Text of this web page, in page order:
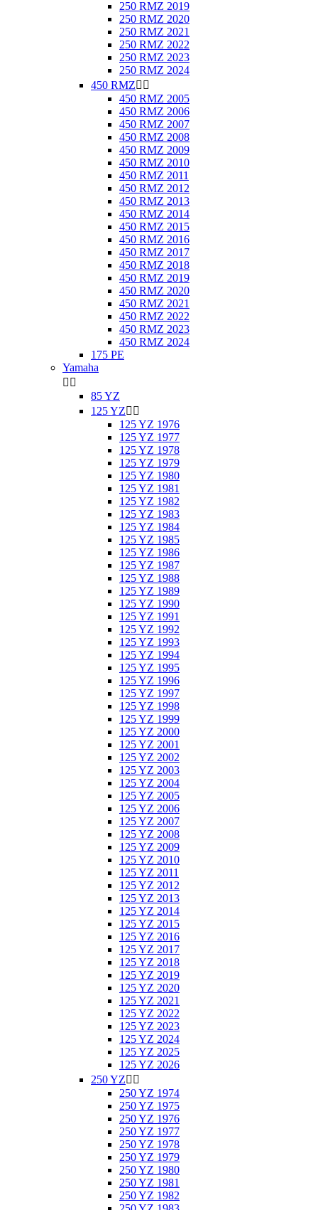
250 RMZ 2019
250 RMZ 2020
250 RMZ 2021
250 RMZ 2022
250 RMZ 2023
250 RMZ 2024
450 RMZ 
450 RMZ 2005
450 RMZ 2006
450 RMZ 2007
450 RMZ 2008
450 RMZ 2009
450 RMZ 2010
450 RMZ 2011
450 RMZ 2012
450 RMZ 2013
450 RMZ 2014
450 RMZ 2015
450 RMZ 2016
450 RMZ 2017
450 RMZ 2018
450 RMZ 2019
450 RMZ 2020
450 RMZ 2021
450 RMZ 2022
450 RMZ 2023
450 RMZ 2024
175 PE
Yamaha
 
85 YZ
125 YZ 
125 YZ 1976
125 YZ 1977
125 YZ 1978
125 YZ 1979
125 YZ 1980
125 YZ 1981
125 YZ 1982
125 YZ 1983
125 YZ 1984
125 YZ 1985
125 YZ 1986
125 YZ 1987
125 YZ 1988
125 YZ 1989
125 YZ 1990
125 YZ 1991
125 YZ 1992
125 YZ 1993
125 YZ 1994
125 YZ 1995
125 YZ 1996
125 YZ 1997
125 YZ 1998
125 YZ 1999
125 YZ 2000
125 YZ 2001
125 YZ 2002
125 YZ 2003
125 YZ 2004
125 YZ 2005
125 YZ 2006
125 YZ 2007
125 YZ 2008
125 YZ 2009
125 YZ 2010
125 YZ 2011
125 YZ 2012
125 YZ 2013
125 YZ 2014
125 YZ 2015
125 YZ 2016
125 YZ 2017
125 YZ 2018
125 YZ 2019
125 YZ 2020
125 YZ 2021
125 YZ 2022
125 YZ 2023
125 YZ 2024
125 YZ 2025
125 YZ 2026
250 YZ 
250 YZ 1974
250 YZ 1975
250 YZ 1976
250 YZ 1977
250 YZ 1978
250 YZ 1979
250 YZ 1980
250 YZ 1981
250 YZ 1982